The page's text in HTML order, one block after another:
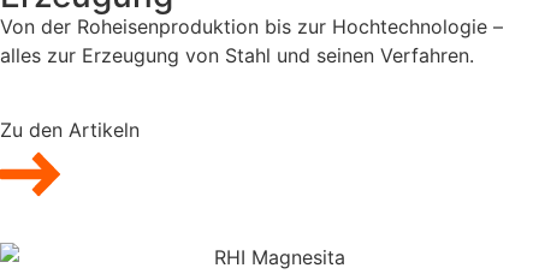
Von der Roheisenproduktion bis zur Hochtechnologie –
alles zur Erzeugung von Stahl und seinen Verfahren.
Zu den Artikeln